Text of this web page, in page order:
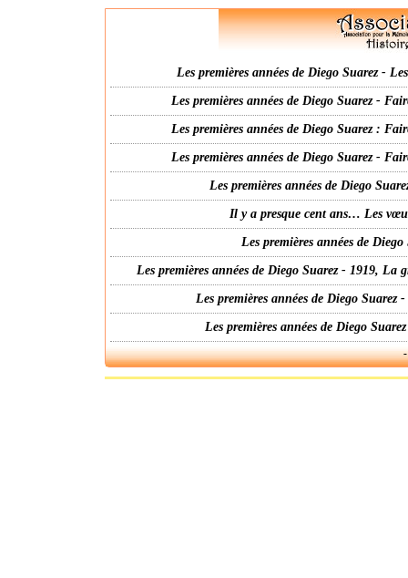
Les premières années de Diego Suarez -
Les premières années de Diego Suarez -
Les premières années de Diego Suarez :
Les premières années de Diego Suarez -
Les premières années de Diego
Il y a presque cent ans… Les
Les premières années de
Les premières années de Diego Suarez - 1919,
Les premières années de Diego
Les premières années de Diego